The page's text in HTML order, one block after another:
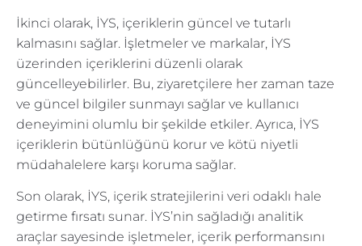
İkinci olarak, İYS, içeriklerin güncel ve tutarlı
kalmasını sağlar. İşletmeler ve markalar, İYS
üzerinden içeriklerini düzenli olarak
güncelleyebilirler. Bu, ziyaretçilere her zaman taze
ve güncel bilgiler sunmayı sağlar ve kullanıcı
deneyimini olumlu bir şekilde etkiler. Ayrıca, İYS
içeriklerin bütünlüğünü korur ve kötü niyetli
müdahalelere karşı koruma sağlar.
Son olarak, İYS, içerik stratejilerini veri odaklı hale
getirme fırsatı sunar. İYS’nin sağladığı analitik
araçlar sayesinde işletmeler, içerik performansını